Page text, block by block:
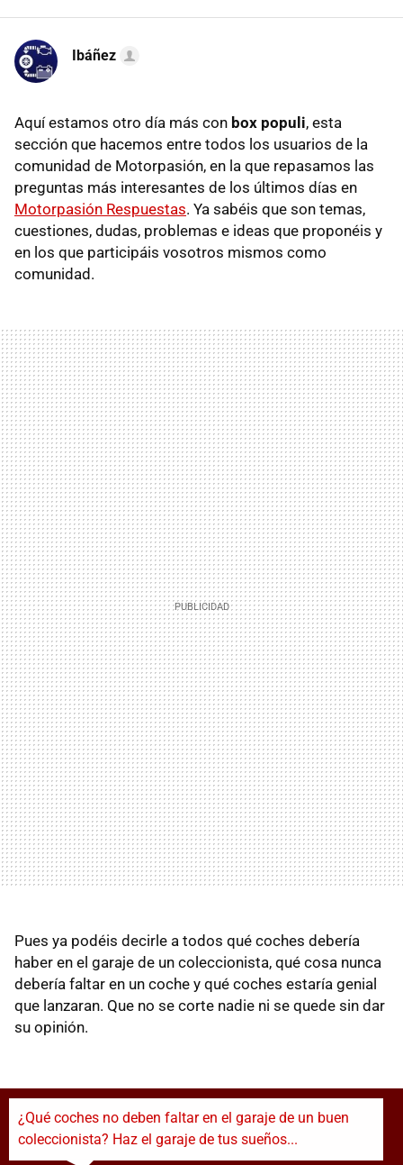
Ibáñez
Aquí estamos otro día más con box populi, esta
sección que hacemos entre todos los usuarios de la
comunidad de Motorpasión, en la que repasamos las
preguntas más interesantes de los últimos días en
Motorpasión Respuestas. Ya sabéis que son temas,
cuestiones, dudas, problemas e ideas que proponéis y
en los que participáis vosotros mismos como
comunidad.
Pues ya podéis decirle a todos qué coches debería
haber en el garaje de un coleccionista, qué cosa nunca
debería faltar en un coche y qué coches estaría genial
que lanzaran. Que no se corte nadie ni se quede sin dar
su opinión.
¿Qué coches no deben faltar en el garaje de un buen
coleccionista? Haz el garaje de tus sueños...